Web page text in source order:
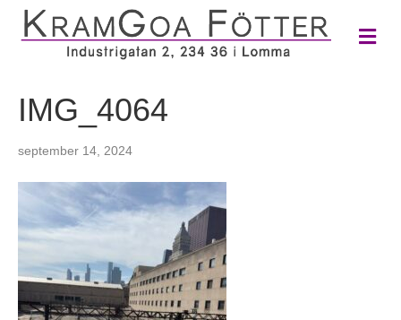
M
e
IMG_4064
september 14, 2024